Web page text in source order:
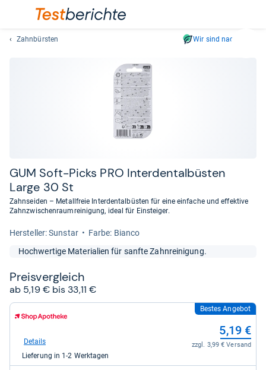
sich
Zahnbürsten Wir sind nachhaltig
GUM Soft-​Picks PRO Inter­den­tal­büs­ten
Large 30 St
Zahnseiden – Metallfreie Interdentalbüsten für eine einfache und effektive
Zahnzwischenraumreinigung, ideal für Einsteiger.
Her­stel­ler: Sunstar
Farbe: Bianco
Hochwertige Materialien für sanfte Zahnreinigung.
Preis­ver­gleich
ab 5,19 € bis 33,11 €
zum
Shop:
Shop
DE
Bestes Angebot
5,19 €
zzgl. 3,99 € Versand
Details
Lieferung in 1-2 Werktagen